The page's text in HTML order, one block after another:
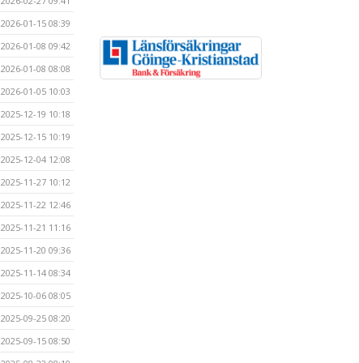
2026-01-15 08:39
2026-01-08 09:42
2026-01-08 08:08
2026-01-05 10:03
2025-12-19 10:18
2025-12-15 10:19
2025-12-04 12:08
2025-11-27 10:12
2025-11-22 12:46
2025-11-21 11:16
2025-11-20 09:36
2025-11-14 08:34
2025-10-06 08:05
2025-09-25 08:20
2025-09-15 08:50